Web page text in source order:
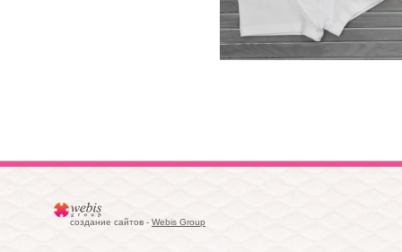
создание сайтов - Webis Group